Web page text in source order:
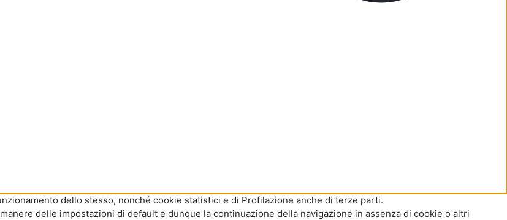
dello stesso, nonché cookie statistici e di Profilazione anche di terze parti.
delle impostazioni di default e dunque la continuazione della navigazione in assenza di cookie o altri